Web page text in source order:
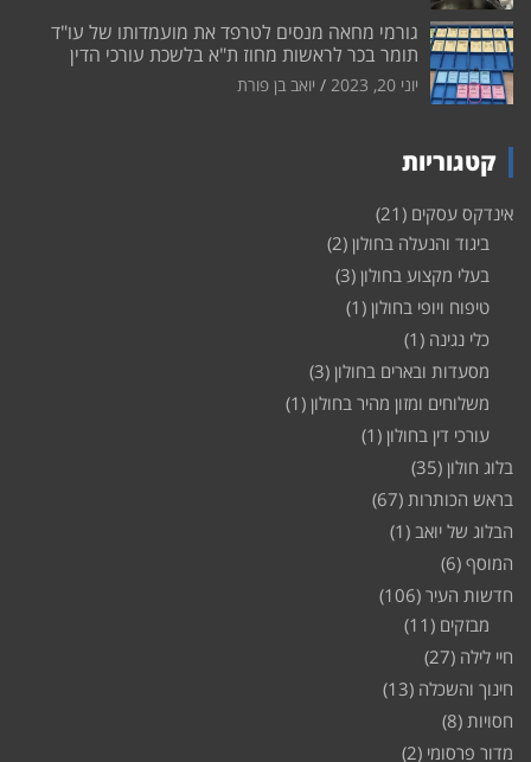
גורמי מחאה מנסים לטרפד את מועמדותו של עו"ד
תומר בכר לראשות מחוז ת"א בלשכת עורכי הדין
יוני 20, 2023 יואב בן פורת
קטגוריות
אינדקס עסקים (21)
ביגוד והנעלה בחולון (2)
בעלי מקצוע בחולון (3)
טיפוח ויופי בחולון (1)
כלי נגינה (1)
מסעדות ובארים בחולון (3)
משלוחים ומזון מהיר בחולון (1)
עורכי דין בחולון (1)
בלוג חולון (35)
בראש הכותרות (67)
הבלוג של יואב (1)
המוסף (6)
חדשות העיר (106)
מבזקים (11)
חיי לילה (27)
חינוך והשכלה (13)
חסויות (8)
מדור פרסומי (2)